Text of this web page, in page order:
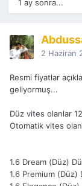
1 ay sonra...
2 Haziran
Resmi fiyatlar
geliyormuş...
Düz vites olanlar
Otomatik vites
1.6 Dream (Düz)
1.6 Premium (Düz)